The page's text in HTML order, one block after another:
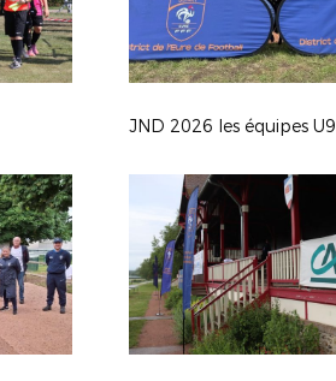
JND 2026 les équipes U9